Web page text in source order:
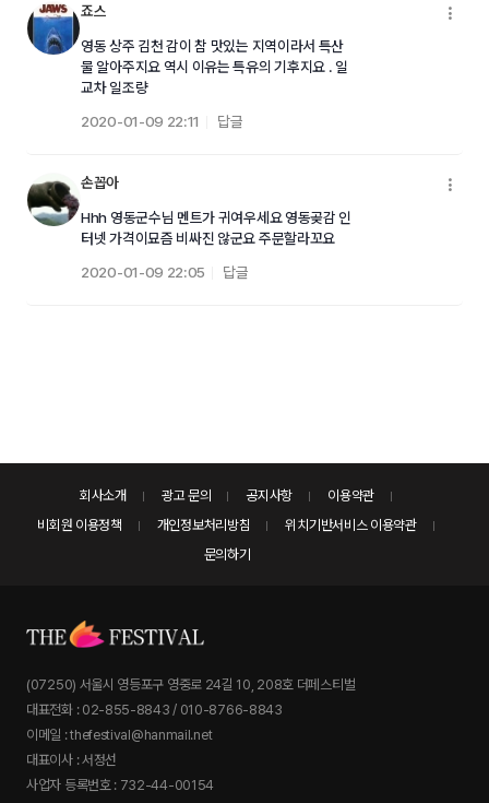
죠스
영동 상주 김천 감이 참 맛있는 지역이라서 특산
물 알아주지요 역시 이유는 특유의 기후지요 . 일
교차 일조량
2020-01-09 22:11
답글
손꼽아
Hhh 영동군수님 멘트가 귀여우세요 영동곶감 인
터넷 가격이묘즘 비싸진 않군요 주문할라꼬요
2020-01-09 22:05
답글
회사소개 광고 문의 공지사항
이용약관
비회원 이용정책
개인정보처리방침
위치기반서비스 이용약관
문의하기
(07250) 서울시 영등포구 영중로 24길 10, 208호 더페스티벌
대표전화 : 02-855-8843 / 010-8766-8843
이메일 : thefestival@hanmail.net
대표이사 : 서정선
사업자 등록번호 : 732-44-00154